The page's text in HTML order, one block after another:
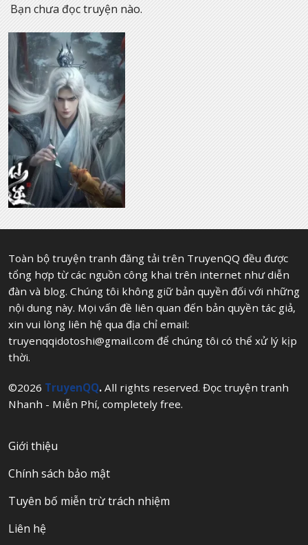
Bạn chưa đọc truyện nào.
Toàn bộ truyện tranh đăng tải trên TruyenQQ đều được
tổng hợp từ các nguồn công khai trên internet như diễn
đàn và blog. Chúng tôi không giữ bản quyền đối với những
nội dung này. Mọi vấn đề liên quan đến bản quyền tác giả,
xin vui lòng liên hệ qua địa chỉ email:
truyenqqidotoshi@gmail.com để chúng tôi có thể xử lý kịp
thời.
©2026 TruyenQQ. All rights reserved. Đọc truyện tranh
Nhanh - Miễn Phí, completely free.
Giới thiệu
Chính sách bảo mật
Tuyên bố miễn trừ trách nhiệm
Liên hệ